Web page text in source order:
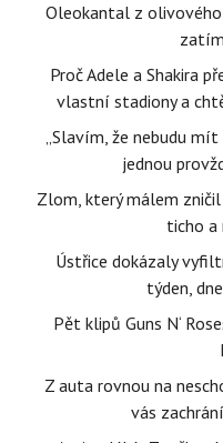
Oleokantal z
Proč Adele a Shakira
vlastní stadiony a
„Slavím, že nebudu
jednou
Zlom, který málem
ticho a
Ústřice dokázaly
týden,
Pět klipů Guns N‘
Z auta rovnou na
vás